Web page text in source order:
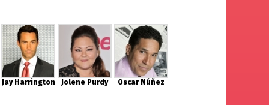
Jay Harrington Jolene Purdy Oscar Núñez